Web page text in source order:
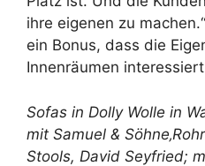
ihre eigenen zu
ein Bonus, dass die
Innenräumen
Sofas in Dolly Wolle in
mit Samuel & Söhne
Stools, David Seyfried;